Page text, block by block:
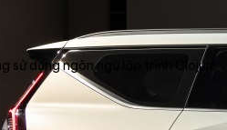
sử dụng ngôn ngữ lập trình Clojure